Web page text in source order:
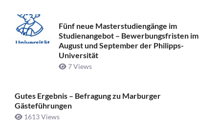
Fünf neue Masterstudiengänge im
Studienangebot – Bewerbungsfristen im
August und September der Philipps-
Universität
7 Views
Gutes Ergebnis – Befragung zu Marburger
Gästeführungen
1613 Views